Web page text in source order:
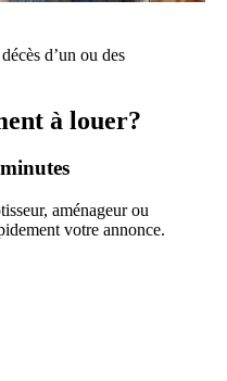
d’un ou des
à louer?
aménageur ou
votre annonce.